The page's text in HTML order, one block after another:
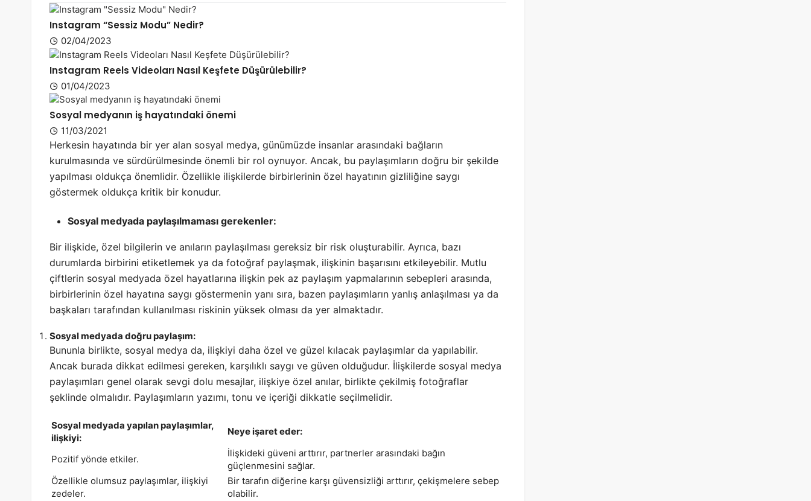
Instagram “Sessiz Modu” Nedir?
02/04/2023
Instagram Reels Videoları Nasıl Keşfete Düşürülebilir?
01/04/2023
Sosyal medyanın iş hayatındaki önemi
11/03/2021
Herkesin hayatında bir yer alan sosyal medya, günümüzde insanlar arasındaki bağların
kurulmasında ve sürdürülmesinde önemli bir rol oynuyor. Ancak, bu paylaşımların doğru bir şekilde
yapılması oldukça önemlidir. Özellikle ilişkilerde birbirlerinin özel hayatının gizliliğine saygı
göstermek oldukça kritik bir konudur.
Sosyal medyada paylaşılmaması gerekenler:
Bir ilişkide, özel bilgilerin ve anıların paylaşılması gereksiz bir risk oluşturabilir. Ayrıca, bazı
durumlarda birbirini etiketlemek ya da fotoğraf paylaşmak, ilişkinin başarısını etkileyebilir. Mutlu
çiftlerin sosyal medyada özel hayatlarına ilişkin pek az paylaşım yapmalarının sebepleri arasında,
birbirlerinin özel hayatına saygı göstermenin yanı sıra, bazen paylaşımların yanlış anlaşılması ya da
başkaları tarafından kullanılması riskinin yüksek olması da yer almaktadır.
Sosyal medyada doğru paylaşım:
Bununla birlikte, sosyal medya da, ilişkiyi daha özel ve güzel kılacak paylaşımlar da yapılabilir.
Ancak burada dikkat edilmesi gereken, karşılıklı saygı ve güven olduğudur. İlişkilerde sosyal medya
paylaşımları genel olarak sevgi dolu mesajlar, ilişkiye özel anılar, birlikte çekilmiş fotoğraflar
şeklinde olmalıdır. Paylaşımların yazımı, tonu ve içeriği dikkatle seçilmelidir.
Sosyal medyada yapılan paylaşımlar,
ilişkiyi:
Neye işaret eder:
Pozitif yönde etkiler.
İlişkideki güveni arttırır, partnerler arasındaki bağın
güçlenmesini sağlar.
Özellikle olumsuz paylaşımlar, ilişkiyi
zedeler.
Bir tarafın diğerine karşı güvensizliği arttırır, çekişmelere sebep
olabilir.